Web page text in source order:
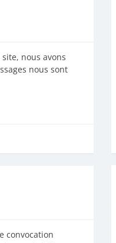
nous avons
nous sont
convocation